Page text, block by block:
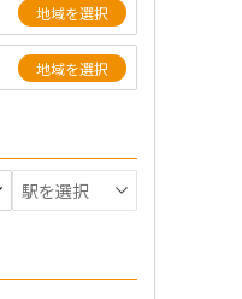
地域を選択
地域を選択